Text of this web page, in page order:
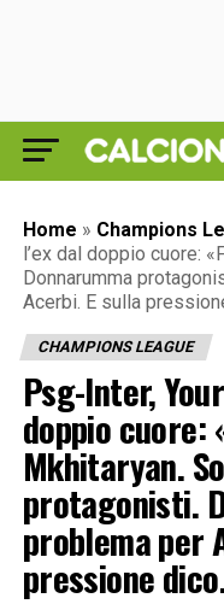
Home » Champions
l’ex dal doppio cuore:
Donnarumma
Acerbi. E sulla
CHAMPIONS LEAGUE
Psg-Inter,
doppio cuore:
Mkhitaryan.
protagonisti.
problema per
pressione